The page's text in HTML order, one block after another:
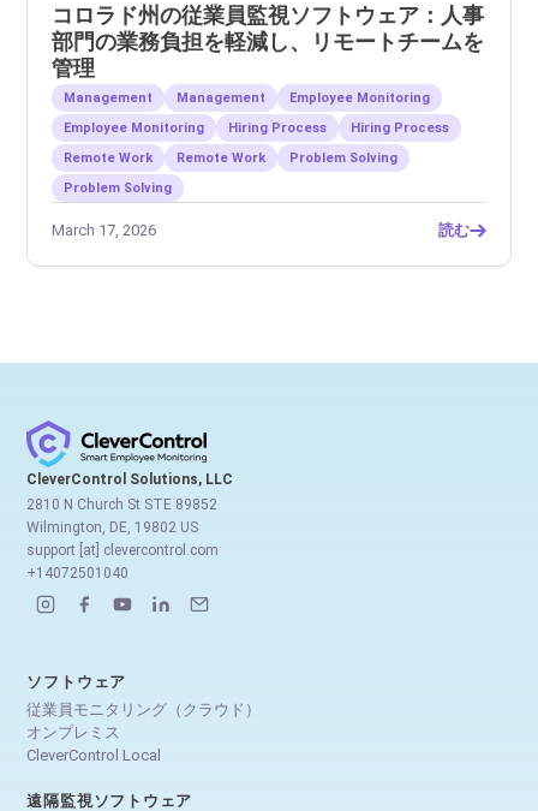
コロラド州の従業員監視ソフトウェア：人事
部門の業務負担を軽減し、リモートチームを
管理
Management Management
Employee Monitoring
Employee Monitoring
Hiring Process
Hiring Process
Remote Work
Remote Work
Problem Solving
Problem Solving
March 17, 2026 読む
CleverControl Solutions, LLC
2810 N Church St STE 89852
Wilmington, DE, 19802 US
support [at] clevercontrol.com
+14072501040
ソフトウェア
従業員モニタリング（クラウド）
オンプレミス
CleverControl Local
遠隔監視ソフトウェア